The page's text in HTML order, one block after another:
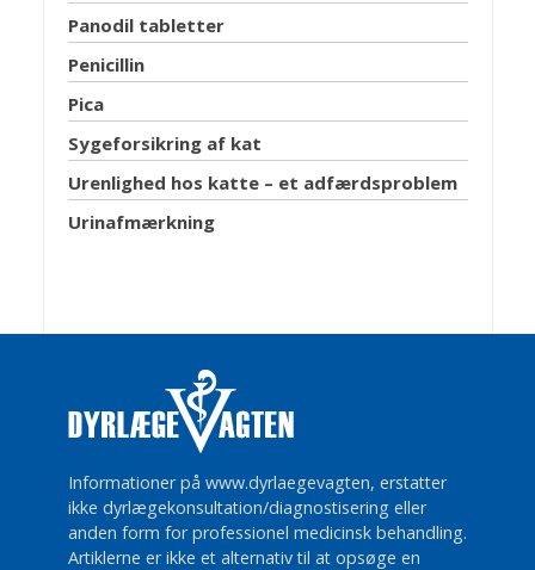
Panodil tabletter
Penicillin
Pica
Sygeforsikring af kat
Urenlighed hos katte – et adfærdsproblem
Urinafmærkning
Informationer på www.dyrlaegevagten, erstatter
ikke dyrlægekonsultation/diagnostisering eller
anden form for professionel medicinsk behandling.
Artiklerne er ikke et alternativ til at opsøge en